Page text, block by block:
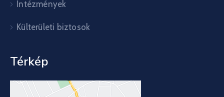
Intézmények
Külterületi biztosok
Térkép